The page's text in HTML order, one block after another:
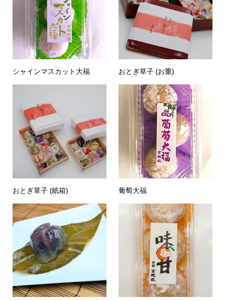
シャインマスカット大福 おとぎ草子 (お重)
おとぎ草子 (紙箱) 葡萄大福